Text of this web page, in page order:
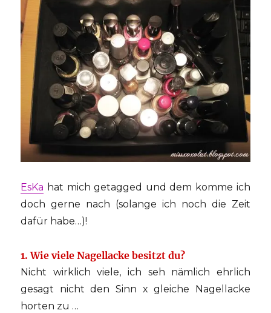
EsKa hat mich getagged und dem komme ich
doch gerne nach (solange ich noch die Zeit
dafür habe…)!
1. Wie viele Nagellacke besitzt du?
Nicht wirklich viele, ich seh nämlich ehrlich
gesagt nicht den Sinn x gleiche Nagellacke
horten zu …